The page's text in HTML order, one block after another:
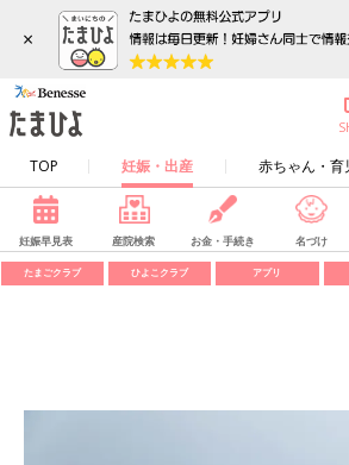
×
TOP 妊娠・出産 赤ちゃん・育
妊娠早見表 産院検索 お金・手続き 名づけ
たまごクラブ ひよこクラブ アプリ